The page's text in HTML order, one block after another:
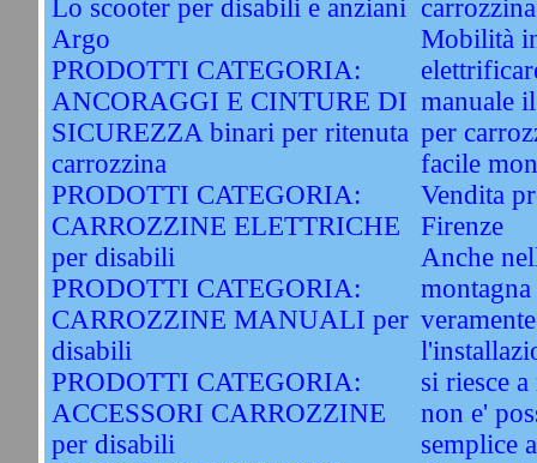
Lo scooter per disabili e anziani
Argo
PRODOTTI CATEGORIA:
ANCORAGGI E CINTURE DI
SICUREZZA binari per ritenuta
carrozzina
PRODOTTI CATEGORIA:
CARROZZINE ELETTRICHE
per disabili
PRODOTTI CATEGORIA:
CARROZZINE MANUALI per
disabili
PRODOTTI CATEGORIA:
ACCESSORI CARROZZINE
per disabili
carrozzina
Mobilità
manuale
per
facile
Vendita
Firenze
Anche
si riesce
non e'
semplice